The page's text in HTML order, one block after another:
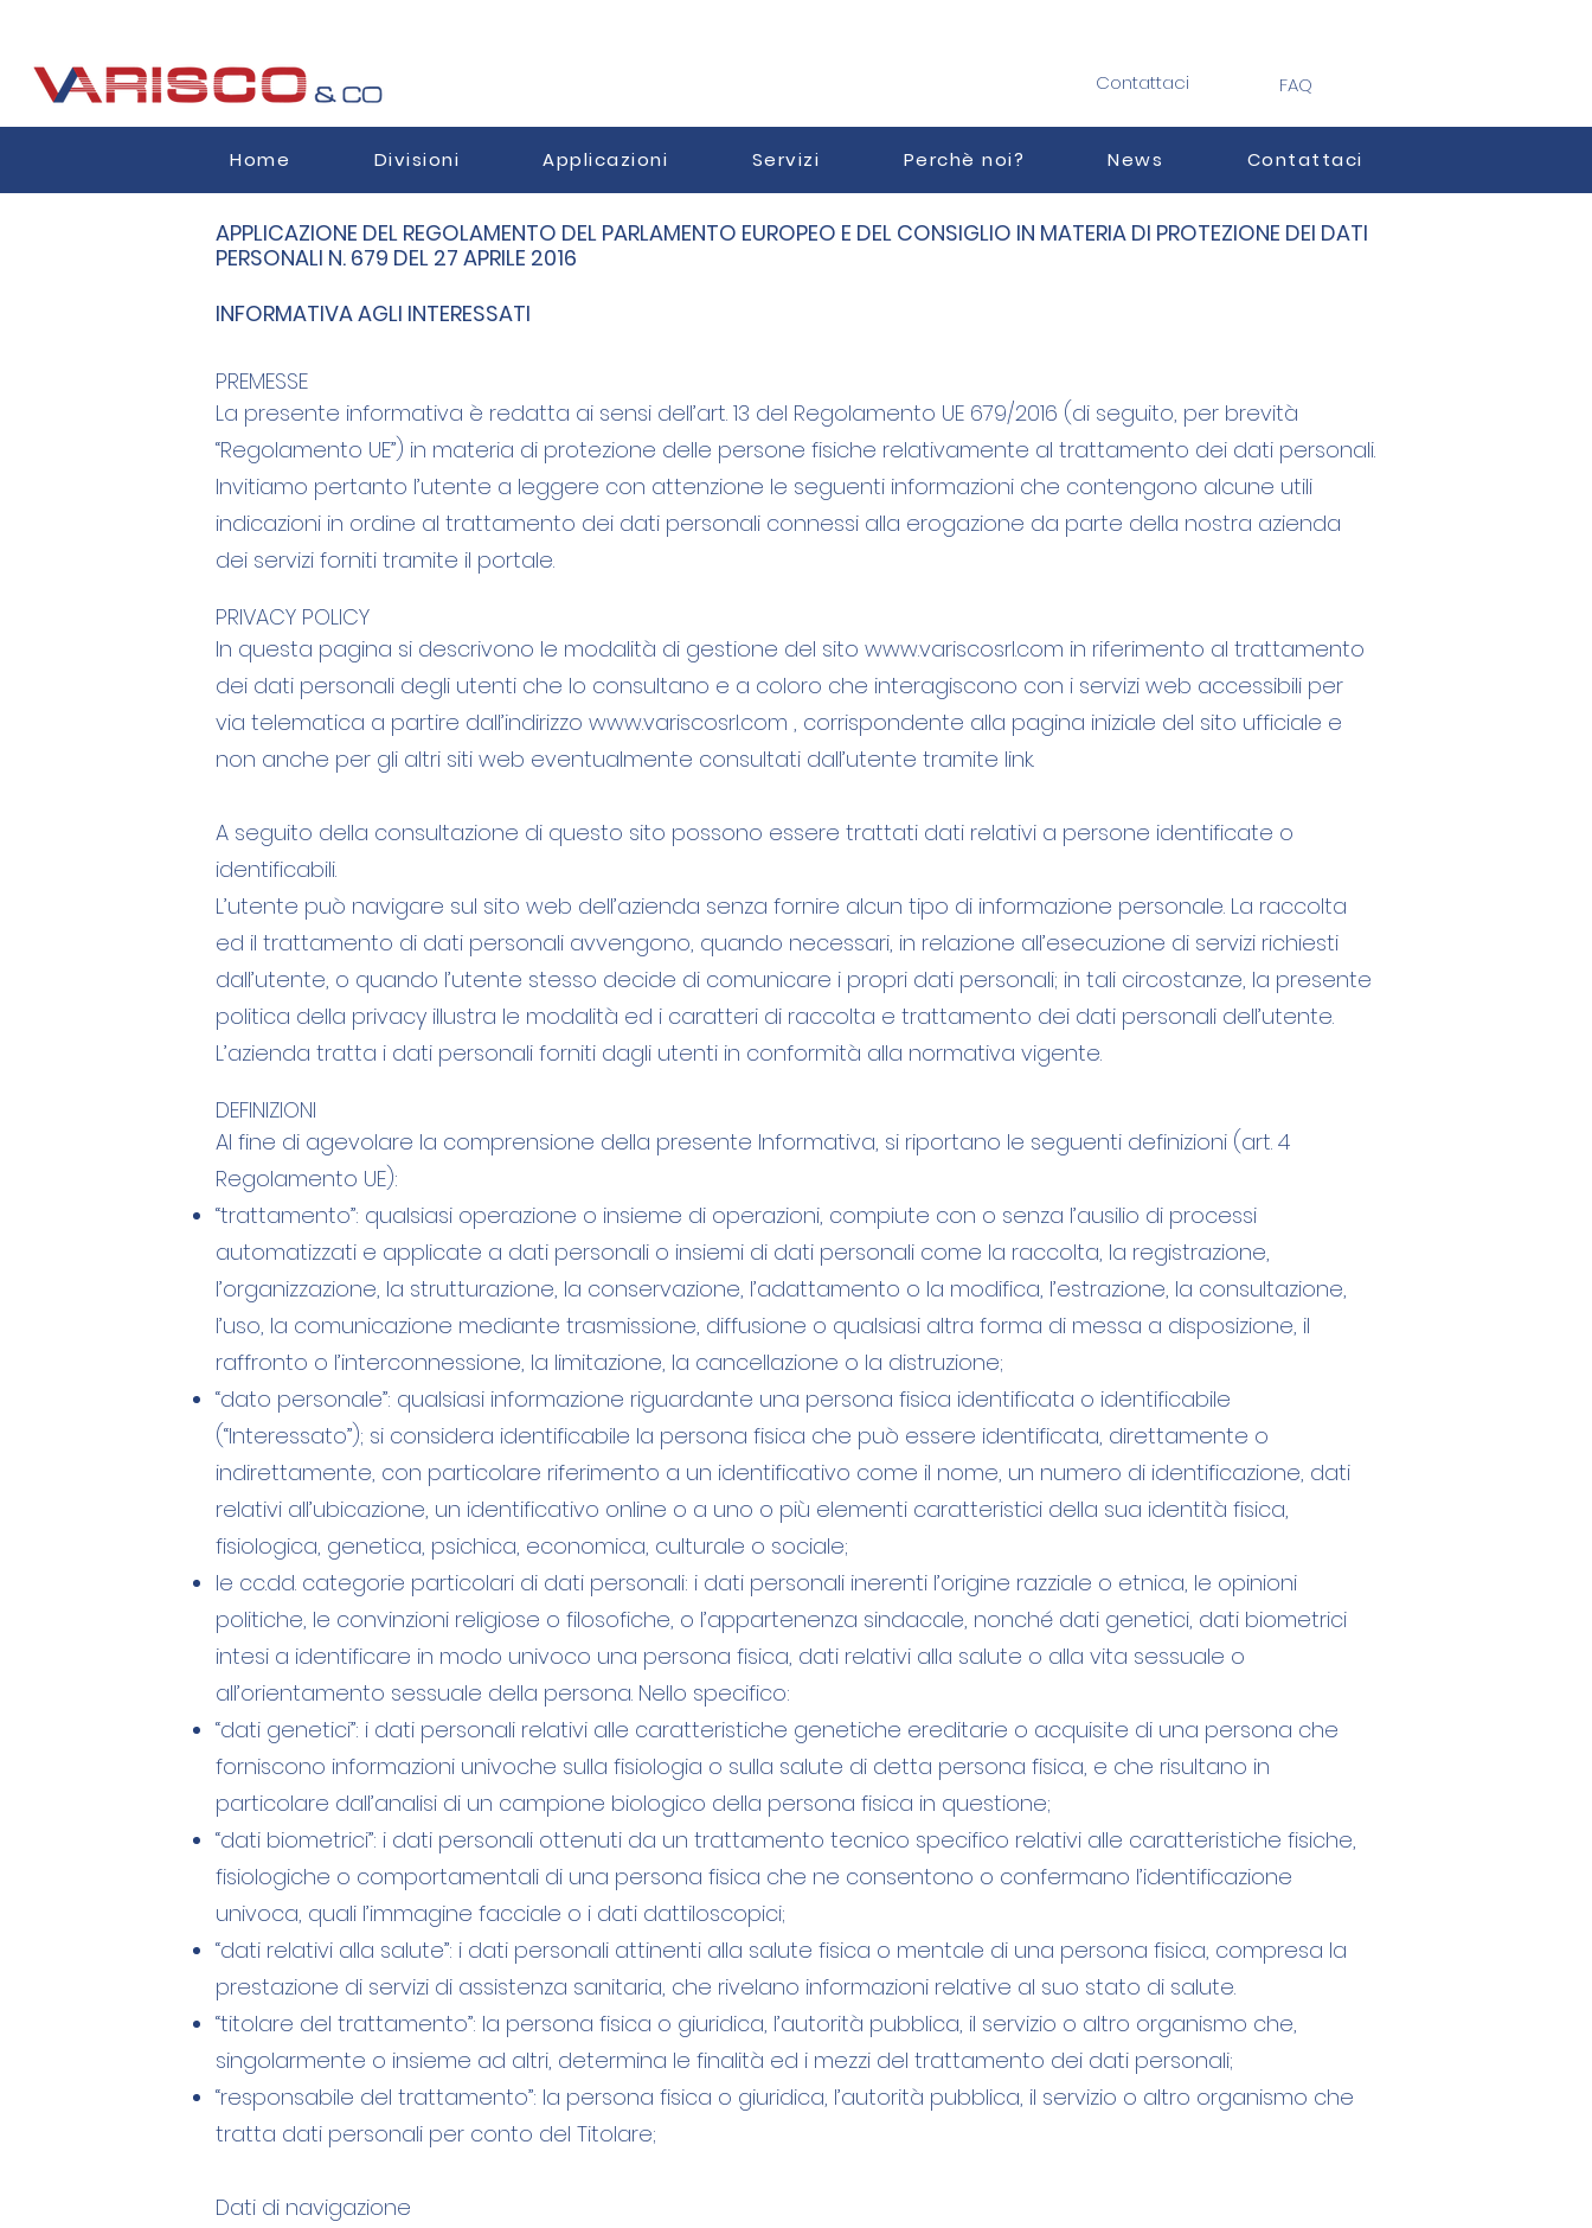
Contattaci FAQ
Home Divisioni Applicazioni Servizi Perchè noi? News Contattaci
APPLICAZIONE DEL REGOLAMENTO DEL PARLAMENTO EUROPEO E DEL CONSIGLIO IN MATERIA DI PROTEZIONE DEI DATI
PERSONALI N. 679 DEL 27 APRILE 2016
INFORMATIVA AGLI INTERESSATI
PREMESSE
La presente informativa è redatta ai sensi dell’art. 13 del Regolamento UE 679/2016 (di seguito, per brevità
“Regolamento UE”) in materia di protezione delle persone fisiche relativamente al trattamento dei dati personali.
Invitiamo pertanto l’utente a leggere con attenzione le seguenti informazioni che contengono alcune utili
indicazioni in ordine al trattamento dei dati personali connessi alla erogazione da parte della nostra azienda
dei servizi forniti tramite il portale.
PRIVACY POLICY
In questa pagina si descrivono le modalità di gestione del sito www.variscosrl.com in riferimento al trattamento
dei dati personali degli utenti che lo consultano e a coloro che interagiscono con i servizi web accessibili per
via telematica a partire dall’indirizzo www.variscosrl.com , corrispondente alla pagina iniziale del sito ufficiale e
non anche per gli altri siti web eventualmente consultati dall’utente tramite link.
A seguito della consultazione di questo sito possono essere trattati dati relativi a persone identificate o
identificabili.
L’utente può navigare sul sito web dell’azienda senza fornire alcun tipo di informazione personale. La raccolta
ed il trattamento di dati personali avvengono, quando necessari, in relazione all’esecuzione di servizi richiesti
dall’utente, o quando l’utente stesso decide di comunicare i propri dati personali; in tali circostanze, la presente
politica della privacy illustra le modalità ed i caratteri di raccolta e trattamento dei dati personali dell’utente.
L’azienda tratta i dati personali forniti dagli utenti in conformità alla normativa vigente.
DEFINIZIONI
Al fine di agevolare la comprensione della presente Informativa, si riportano le seguenti definizioni (art. 4
Regolamento UE):
“trattamento”: qualsiasi operazione o insieme di operazioni, compiute con o senza l’ausilio di processi
automatizzati e applicate a dati personali o insiemi di dati personali come la raccolta, la registrazione,
l’organizzazione, la strutturazione, la conservazione, l’adattamento o la modifica, l’estrazione, la consultazione,
l’uso, la comunicazione mediante trasmissione, diffusione o qualsiasi altra forma di messa a disposizione, il
raffronto o l’interconnessione, la limitazione, la cancellazione o la distruzione;
“dato personale”: qualsiasi informazione riguardante una persona fisica identificata o identificabile
(“Interessato”); si considera identificabile la persona fisica che può essere identificata, direttamente o
indirettamente, con particolare riferimento a un identificativo come il nome, un numero di identificazione, dati
relativi all’ubicazione, un identificativo online o a uno o più elementi caratteristici della sua identità fisica,
fisiologica, genetica, psichica, economica, culturale o sociale;
le cc.dd. categorie particolari di dati personali: i dati personali inerenti l’origine razziale o etnica, le opinioni
politiche, le convinzioni religiose o filosofiche, o l’appartenenza sindacale, nonché dati genetici, dati biometrici
intesi a identificare in modo univoco una persona fisica, dati relativi alla salute o alla vita sessuale o
all’orientamento sessuale della persona. Nello specifico:
“dati genetici”: i dati personali relativi alle caratteristiche genetiche ereditarie o acquisite di una persona che
forniscono informazioni univoche sulla fisiologia o sulla salute di detta persona fisica, e che risultano in
particolare dall’analisi di un campione biologico della persona fisica in questione;
“dati biometrici”: i dati personali ottenuti da un trattamento tecnico specifico relativi alle caratteristiche fisiche,
fisiologiche o comportamentali di una persona fisica che ne consentono o confermano l’identificazione
univoca, quali l’immagine facciale o i dati dattiloscopici;
“dati relativi alla salute”: i dati personali attinenti alla salute fisica o mentale di una persona fisica, compresa la
prestazione di servizi di assistenza sanitaria, che rivelano informazioni relative al suo stato di salute.
“titolare del trattamento”: la persona fisica o giuridica, l’autorità pubblica, il servizio o altro organismo che,
singolarmente o insieme ad altri, determina le finalità ed i mezzi del trattamento dei dati personali;
“responsabile del trattamento”: la persona fisica o giuridica, l’autorità pubblica, il servizio o altro organismo che
tratta dati personali per conto del Titolare;
Dati di navigazione